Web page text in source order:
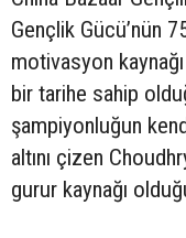
Gençlik Gücü’nün
motivasyon
bir tarihe sahip
şampiyonluğun
altını çizen
gurur kaynağı